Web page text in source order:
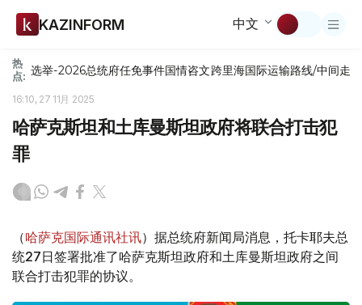
KAZINFORM 中文
热
点: 选举-2026总统府任免事件国情咨文跨里海国际运输路线/中间走廊
16:10, 27 11月 2025
哈萨克斯坦和土库曼斯坦政府将联合打击犯
罪
（哈萨克国际通讯社讯）据总统府新闻局消息，托卡耶夫总
统27日签署批准了哈萨克斯坦政府和土库曼斯坦政府之间
联合打击犯罪的协议。